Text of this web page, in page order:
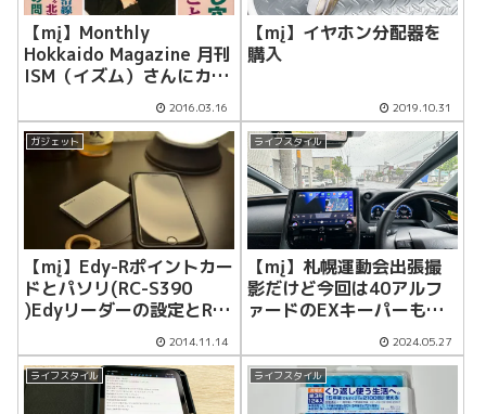
【mį】Monthly
Hokkaido Magazine 月刊
ISM（イズム）さんにカメ
ラマンとして取材して頂き
ました！！
2016.03.16
【mį】イヤホン分配器を
購入
2019.10.31
ガジェット
【mį】Edy-Rポイントカー
ドとパソリ(RC-S390
)Edyリーダーの設定とRポ
2014.11.14
ライフスタイル
【mį】札幌運動会出張撮
影だけど今回は40アルフ
ァードのEXキーパーもキ
ーパーラボでやってもら
う！！
2024.05.27
ライフスタイル ライフスタイル